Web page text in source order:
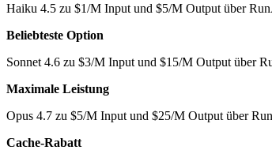
Haiku 4.5 zu $1/M Input und $5/M Output über
Beliebteste Option
Sonnet 4.6 zu $3/M Input und $15/M Output über
Maximale Leistung
Opus 4.7 zu $5/M Input und $25/M Output über
Cache-Rabatt